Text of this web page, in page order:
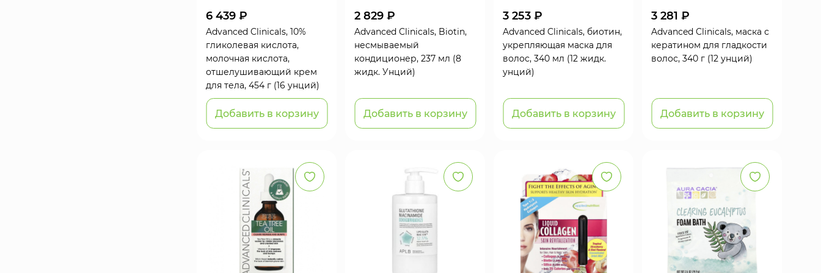
6 439 ₽
Advanced Clinicals, 10%
гликолевая кислота,
молочная кислота,
отшелушивающий крем
для тела, 454 г (16 унций)
Добавить в корзину
2 829 ₽
Advanced Clinicals, Biotin,
несмываемый
кондиционер, 237 мл (8
жидк. Унций)
Добавить в корзину
3 253 ₽
Advanced Clinicals, биотин,
укрепляющая маска для
волос, 340 мл (12 жидк.
унций)
Добавить в корзину
3 281 ₽
Advanced Clinicals, маска с
кератином для гладкости
волос, 340 г (12 унций)
Добавить в корзину